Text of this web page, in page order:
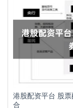
港股配资平台 股
合